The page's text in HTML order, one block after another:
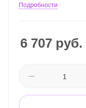
Подробности
6 707 руб.